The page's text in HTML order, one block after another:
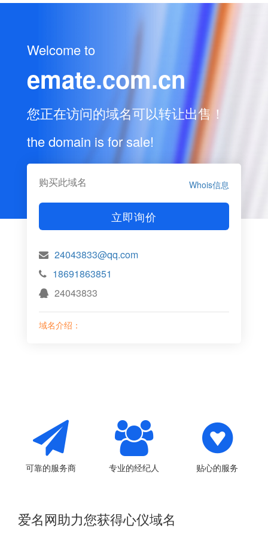
Welcome to
emate.com.cn
您正在访问的域名可以转让出售！
the domain is for sale!
购买此域名 Whois信息
立即询价
24043833@qq.com
18691863851
24043833
域名介绍：
可靠的服务商 专业的经纪人 贴心的服务
爱名网助力您获得心仪域名